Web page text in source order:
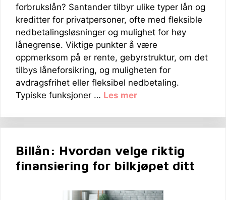
forbrukslån? Santander tilbyr ulike typer lån og
kreditter for privatpersoner, ofte med fleksible
nedbetalingsløsninger og mulighet for høy
lånegrense. Viktige punkter å være
oppmerksom på er rente, gebyrstruktur, om det
tilbys låneforsikring, og muligheten for
avdragsfrihet eller fleksibel nedbetaling.
Typiske funksjoner … Les mer
Billån: Hvordan velge riktig
finansiering for bilkjøpet ditt